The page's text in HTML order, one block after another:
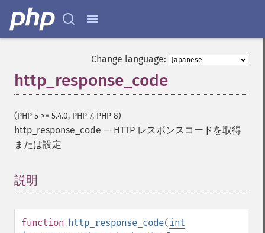
Change language:
http_response_code
(PHP 5 >= 5.4.0, PHP 7, PHP 8)
http_response_code — HTTP レスポンスコードを取得
または設定
説明
function http_response_code( int